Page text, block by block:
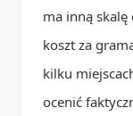
ma inną skalę
koszt za
kilku
ocenić